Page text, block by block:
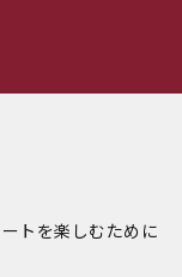
トを楽しむために